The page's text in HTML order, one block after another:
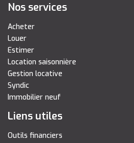
Nos services
Acheter
Louer
Estimer
Location saisonnière
Gestion locative
Syndic
Immobilier neuf
Liens utiles
Outils financiers